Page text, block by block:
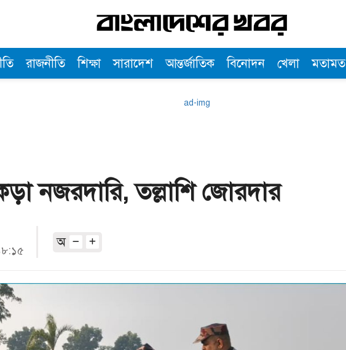
রাজনীতি শিক্ষা সারাদেশ আন্তর্জাতিক বিনোদন খেলা মতামত
কড়া নজরদারি, তল্লাশি জোরদার
অ